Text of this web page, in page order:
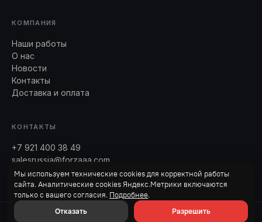
КОМПАНИЯ
Наши работы
О нас
Новости
Контакты
Доставка и оплата
КОНТАКТЫ
+7 921 400 38 49
salesrussia@forzaaa.com
Telegram · WhatsApp
© 2026 Forza Performance Group
Мы используем технические cookies для корректной работы
сайта. Аналитические cookies Яндекс.Метрики включаются
только с вашего согласия. Подробнее.
Отказать
Разрешить